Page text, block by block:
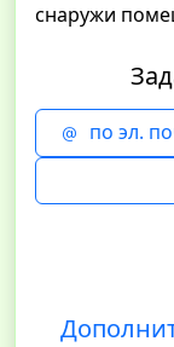
снаружи
по эл.